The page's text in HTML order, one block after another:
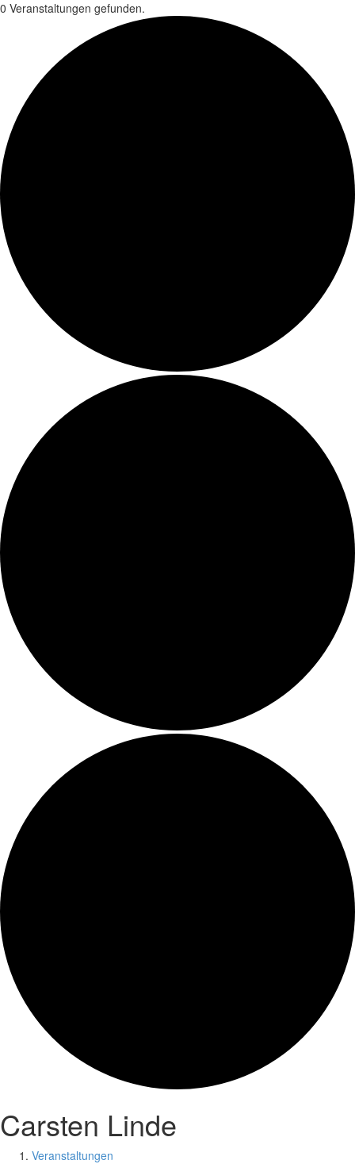
0 Veranstaltungen gefunden.
Carsten Linde
Veranstaltungen